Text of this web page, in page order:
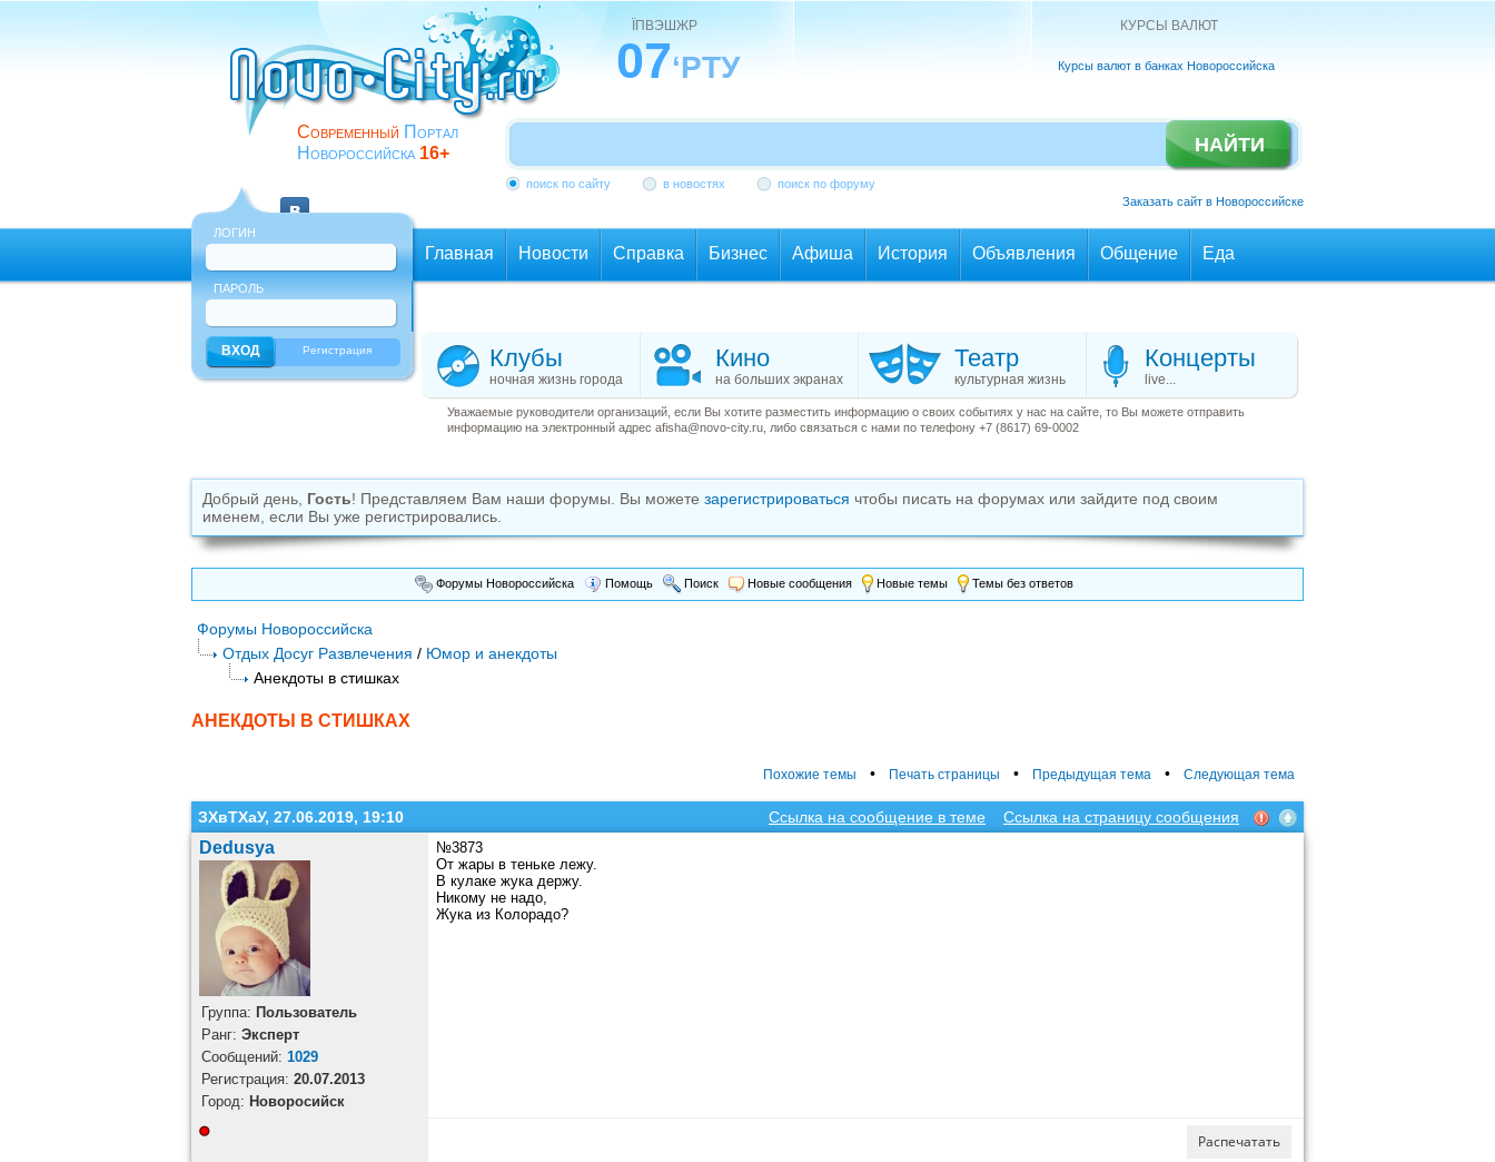
Современный Портал
Новороссийска 16+
ЇПВЭШЖР
07‘РТУ
КУРСЫ ВАЛЮТ
Курсы валют в банках Новороссийска
поиск по сайту в новостях
поиск по форуму
Заказать сайт в Новороссийске
ЛОГИН
ПАРОЛЬ
Регистрация
Главная Новости Справка Бизнес Афиша История Объявления Общение Еда
Клубы
ночная жизнь города
Кино
на больших экранах
Театр
культурная жизнь
Концерты
live...
Уважаемые руководители организаций, если Вы хотите разместить информацию о своих событиях у нас на сайте, то Вы можете отправить
информацию на электронный адрес afisha@novo-city.ru, либо связаться с нами по телефону +7 (8617) 69-0002
Добрый день, Гость! Представляем Вам наши форумы. Вы можете зарегистрироваться чтобы писать на форумах или зайдите под своим
именем, если Вы уже регистрировались.
Форумы Новороссийска Помощь Поиск Новые сообщения Новые темы Темы без ответов
Форумы Новороссийска
Отдых Досуг Развлечения / Юмор и анекдоты
Анекдоты в стишках
АНЕКДОТЫ В СТИШКАХ
Похожие темы • Печать страницы • Предыдущая тема • Следующая тема
Ссылка на сообщение в теме Ссылка на страницу сообщения
ЗХвТХаУ, 27.06.2019, 19:10
Dedusya
Группа: Пользователь
Ранг: Эксперт
Cообщений: 1029
Регистрация: 20.07.2013
Город: Новоросийск
№3873
От жары в теньке лежу.
В кулаке жука держу.
Никому не надо,
Жука из Колорадо?
Распечатать